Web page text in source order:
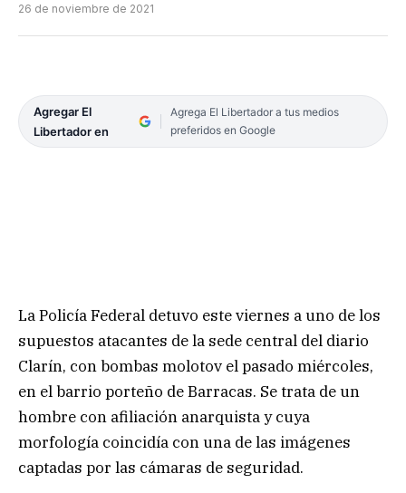
26 de noviembre de 2021
Agregar El
Libertador en
Agrega El Libertador a tus medios
preferidos en Google
La Policía Federal detuvo este viernes a uno de los
supuestos atacantes de la sede central del diario
Clarín, con bombas molotov el pasado miércoles,
en el barrio porteño de Barracas. Se trata de un
hombre con afiliación anarquista y cuya
morfología coincidía con una de las imágenes
captadas por las cámaras de seguridad.